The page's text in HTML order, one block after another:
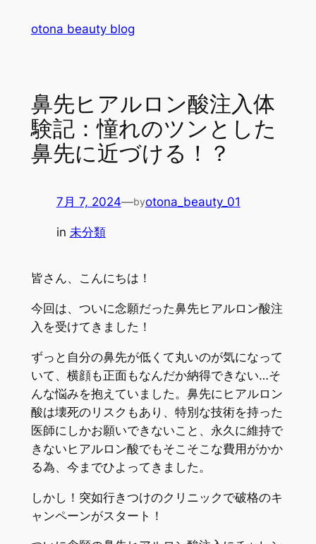
otona beauty blog
鼻先ヒアルロン酸注入体
験記：憧れのツンとした
鼻先に近づける！？
7月 7, 2024—byotona_beauty_01
in 未分類
皆さん、こんにちは！
今回は、ついに念願だった鼻先ヒアルロン酸注
入を受けてきました！
ずっと自分の鼻先が低くて丸いのが気になって
いて、横顔も正面もなんだか納得できない…そ
んな悩みを抱えていました。鼻先にヒアルロン
酸は壊死のリスクもあり、特別な技術を持った
医師にしかお願いできないこと、永久に維持で
きないヒアルロン酸でもそこそこな費用がかか
る為、今までひよってきました。
しかし！突如行きつけのクリニックで破格のキ
ャンペーンがスタート！